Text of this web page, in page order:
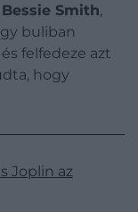
Bessie Smith,
buliban
felfedeze azt
hogy
Joplin az